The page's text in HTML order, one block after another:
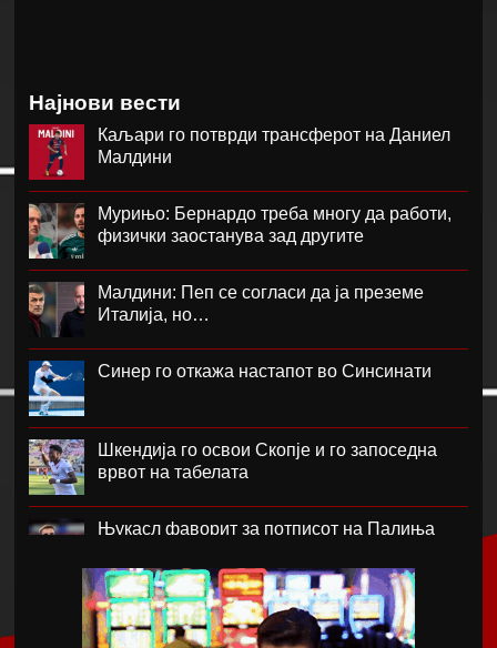
Најнови вести
Каљари го потврди трансферот на Даниел
Малдини
Мурињо: Бернардо треба многу да работи,
физички заостанува зад другите
Малдини: Пеп се согласи да ја преземе
Италија, но…
Синер го откажа настапот во Синсинати
Шкендија го освои Скопје и го запоседна
врвот на табелата
Њукасл фаворит за потписот на Палиња
Атланта Јунајтед фаворит за потписот на
Мората